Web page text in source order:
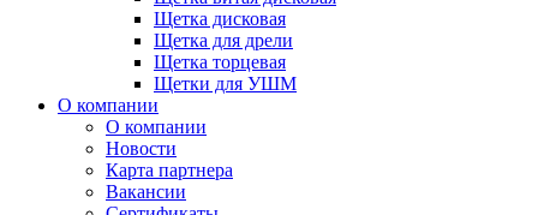
Щетка дисковая
Щетка для дрели
Щетка торцевая
Щетки для УШМ
О компании
О компании
Новости
Карта партнера
Вакансии